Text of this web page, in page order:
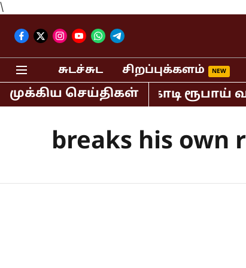
\
சுடச்சுட சிறப்புக்களம்
முக்கிய செய்திகள்
மட்டும் 400 கோடி
breaks his own